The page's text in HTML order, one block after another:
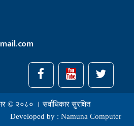
© २०८० । सर्वाधिकार सुरक्षित
Developed by : Namuna Computer